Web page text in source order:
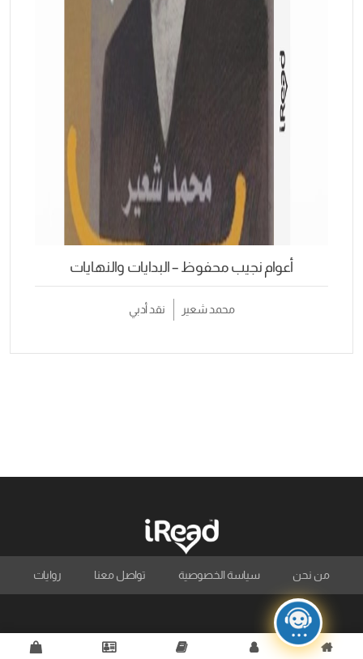
أعوام نجيب محفوظ – البدايات والنهايات
محمد شعير نقد أدبي
من نحن سياسة الخصوصية تواصل معنا روايات